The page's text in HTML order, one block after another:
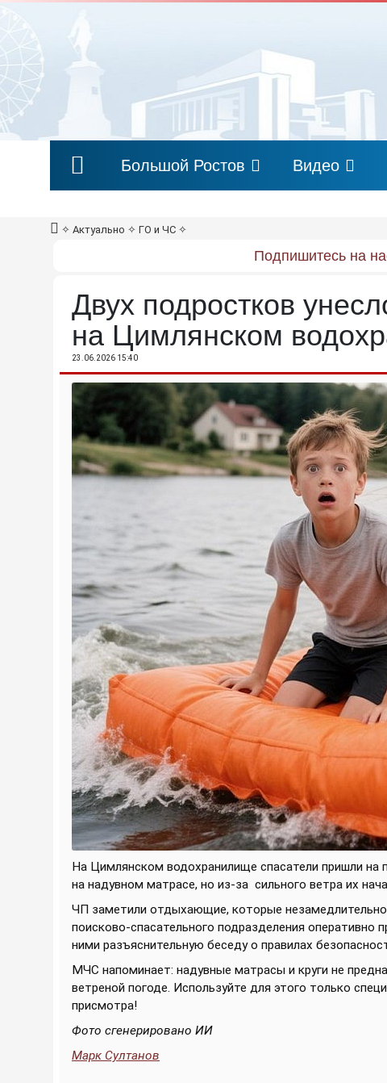
Большой Ростов Видео
✧ Актуально ✧ ГО и ЧС ✧
Подпишитесь на
Двух подростков
на Цимлянском
23.06.2026 15:40
На Цимлянском водохранилище спасатели пришли
на надувном матрасе, но из-за сильного ветра их
ЧП заметили отдыхающие, которые
поисково-спасательного подразделения оперативно
ними разъяснительную беседу о правилах
МЧС напоминает: надувные матрасы и круги не
ветреной погоде. Используйте для этого только
присмотра!
Фото сгенерировано ИИ
Марк Султанов